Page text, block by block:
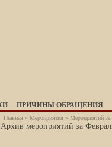
ПРИЧИНЫ ОБРАЩЕНИЯ
Главная » Мероприятия » Мероприятий
Архив мероприятий за